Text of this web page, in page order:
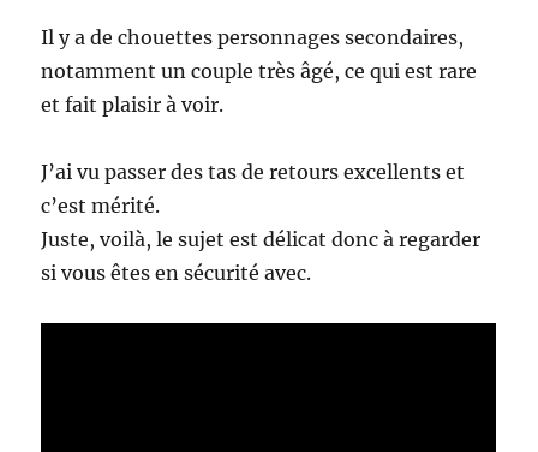
Il y a de chouettes personnages secondaires,
notamment un couple très âgé, ce qui est rare
et fait plaisir à voir.
J’ai vu passer des tas de retours excellents et
c’est mérité.
Juste, voilà, le sujet est délicat donc à regarder
si vous êtes en sécurité avec.